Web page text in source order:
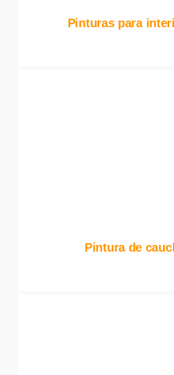
Pinturas para
Pintura de